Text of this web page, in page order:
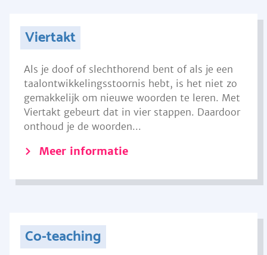
Viertakt
Als je doof of slechthorend bent of als je een
taalontwikkelingsstoornis hebt, is het niet zo
gemakkelijk om nieuwe woorden te leren. Met
Viertakt gebeurt dat in vier stappen. Daardoor
onthoud je de woorden...
Meer informatie
Co-teaching